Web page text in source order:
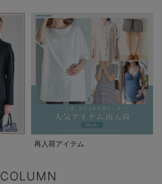
再入荷アイテム
COLUMN